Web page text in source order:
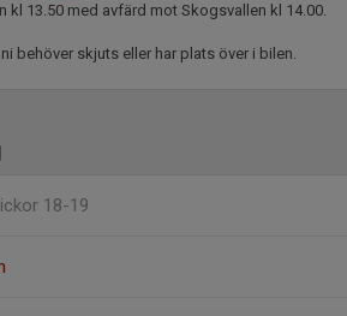
kl 13.50 med avfärd mot Skogsvallen kl 14.00.
behöver skjuts eller har plats över i bilen.
18-19